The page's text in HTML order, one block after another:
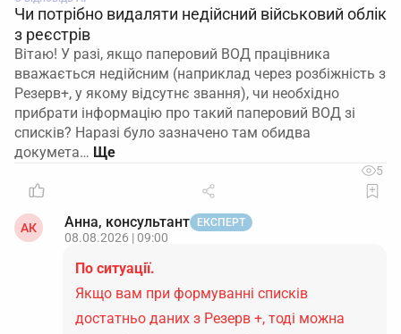
Чи потрібно видаляти недійсний військовий облік
з реєстрів
Вітаю! У разі, якщо паперовий ВОД працівника
вважається недійсним (наприклад через розбіжність з
Резерв+, у якому відсутнє звання), чи необхідно
прибрати інформацію про такий паперовий ВОД зі
списків? Наразі було зазначено там обидва
докумета…
5
АК Анна, консультант ЕКСПЕРТ
08.08.2026 | 09:00
По ситуації.
Якщо вам при формуванні списків
достатньо даних з Резерв +, тоді можна